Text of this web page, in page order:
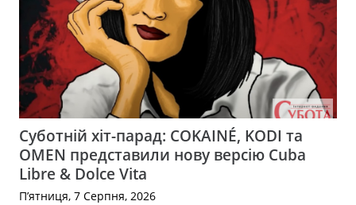
Суботній хіт-парад: COKAINÉ, KODI та
OMEN представили нову версію Cuba
Libre & Dolce Vita
П’ятниця, 7 Серпня, 2026